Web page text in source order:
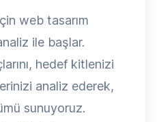
web tasarım
ile başlar.
hedef kitlenizi
analiz ederek,
sunuyoruz.